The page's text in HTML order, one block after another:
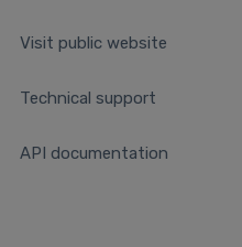
Visit public website
Technical support
API documentation